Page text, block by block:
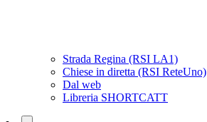
Strada Regina (RSI LA1)
Chiese in diretta (RSI ReteUno)
Dal web
Libreria SHORTCATT